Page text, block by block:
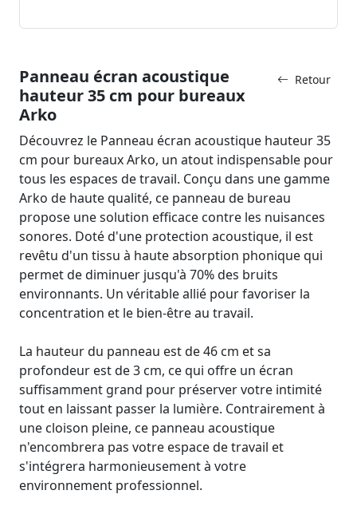
Retour
Panneau écran acoustique
hauteur 35 cm pour bureaux
Arko
Découvrez le Panneau écran acoustique hauteur 35
cm pour bureaux Arko, un atout indispensable pour
tous les espaces de travail. Conçu dans une gamme
Arko de haute qualité, ce panneau de bureau
propose une solution efficace contre les nuisances
sonores. Doté d'une protection acoustique, il est
revêtu d'un tissu à haute absorption phonique qui
permet de diminuer jusqu'à 70% des bruits
environnants. Un véritable allié pour favoriser la
concentration et le bien-être au travail.
La hauteur du panneau est de 46 cm et sa
profondeur est de 3 cm, ce qui offre un écran
suffisamment grand pour préserver votre intimité
tout en laissant passer la lumière. Contrairement à
une cloison pleine, ce panneau acoustique
n'encombrera pas votre espace de travail et
s'intégrera harmonieusement à votre
environnement professionnel.